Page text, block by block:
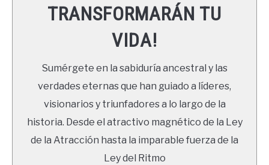
RECURSOS
NEWSLETTER
TRANSFORMARÁN TU
VIDA!
Sumérgete en la sabiduría ancestral y las
verdades eternas que han guiado a líderes,
visionarios y triunfadores a lo largo de la
historia. Desde el atractivo magnético de la Ley
de la Atracción hasta la imparable fuerza de la
Ley del Ritmo